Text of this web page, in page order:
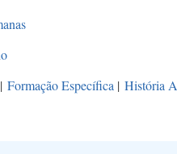
| Formação Específica | História A